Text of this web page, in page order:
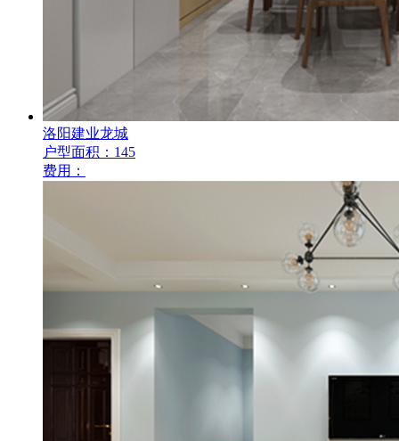
洛阳建业龙城
户型面积：145
费用：